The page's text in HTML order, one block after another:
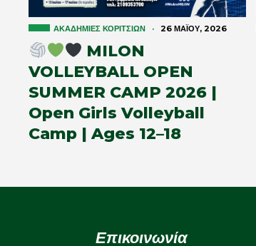
ΑΚΑΔΗΜΊΕΣ ΚΟΡΙΤΣΙΏΝ · 26 ΜΑΪ́ΟΥ, 2026
MILON
VOLLEYBALL OPEN
SUMMER CAMP 2026 |
Open Girls Volleyball
Camp | Ages 12–18
Επικοινωνία